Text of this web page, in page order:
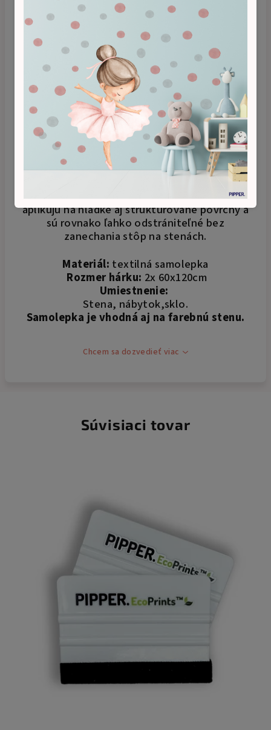
odolného textilného materiálu, ľahko sa
aplikujú na hladké aj štrukturované povrchy a
sú rovnako ľahko odstrániteľné bez
zanechania stôp na stenách.
Materiál: textilná samolepka
Rozmer hárku: 2x 60x120cm
Umiestnenie:
Stena, nábytok,sklo.
Samolepka je vhodná aj na farebnú stenu.
Chcem sa dozvedieť viac
Súvisiaci tovar